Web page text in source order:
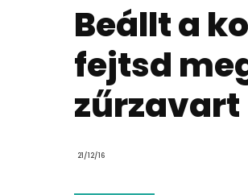
Beállt a
fejtsd
zűrzavart
21/12/16